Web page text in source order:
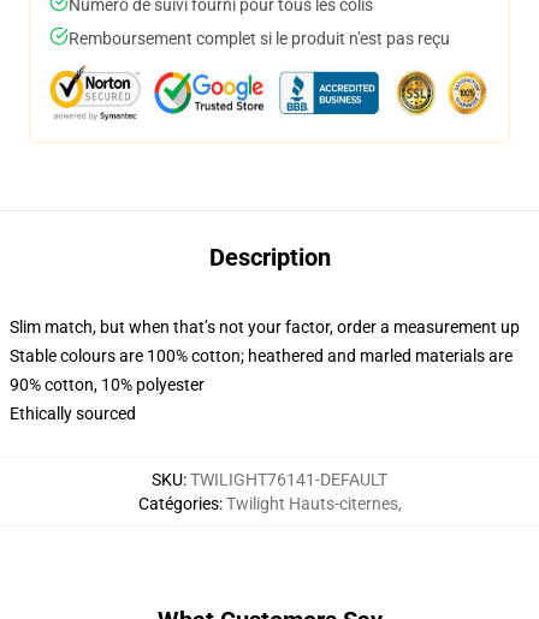
Numéro de suivi fourni pour tous les colis
Remboursement complet si le produit n'est pas reçu
Description
Slim match, but when that’s not your factor, order a measurement up
Stable colours are 100% cotton; heathered and marled materials are
90% cotton, 10% polyester
Ethically sourced
SKU:TWILIGHT76141-DEFAULT
Catégories:Twilight Hauts-citernes,